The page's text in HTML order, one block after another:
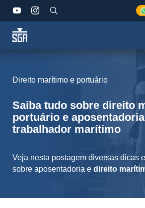
Direito marítimo e portuário
Saiba tudo sobre direito
portuário e
trabalhador marítimo
Veja nesta postagem diversas dicas
sobre aposentadoria e direito